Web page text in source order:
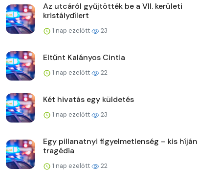
Az utcáról gyűjtötték be a VII. kerületi
kristálydílert
1 nap ezelőtt 23
Eltűnt Kalányos Cintia
1 nap ezelőtt 22
Két hivatás egy küldetés
1 nap ezelőtt 23
Egy pillanatnyi figyelmetlenség – kis híján
tragédia
1 nap ezelőtt 22